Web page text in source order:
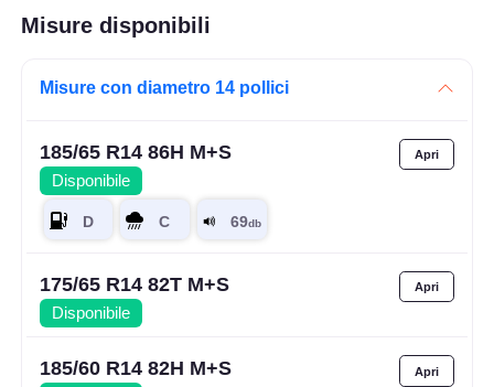
Misure disponibili
Misure con diametro 14 pollici
185/65 R14 86H M+S
Disponibile
175/65 R14 82T M+S
Disponibile
185/60 R14 82H M+S